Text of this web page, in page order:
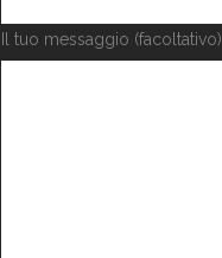
Il tuo messaggio (facoltativo)